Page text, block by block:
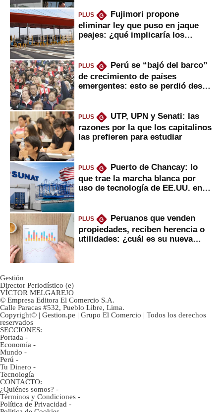
PLUS G
Fujimori propone
eliminar ley que puso en jaque
peajes: ¿qué implicaría los
PLUS G
Perú se “bajó del barco”
de crecimiento de países
emergentes: esto se perdió desde
PLUS G
UTP, UPN y Senati: las
razones por la que los capitalinos
las prefieren para estudiar
PLUS G
Puerto de Chancay: lo
que trae la marcha blanca por
uso de tecnología de EE.UU. en
PLUS G
Peruanos que venden
propiedades, reciben herencia o
utilidades: ¿cuál es su nueva
Gestión
Director Periodístico (e)
VÍCTOR MELGAREJO
© Empresa Editora El Comercio S.A.
Calle Paracas #532, Pueblo Libre, Lima.
Copyright© | Gestion.pe | Grupo El Comercio | Todos los derechos
reservados
SECCIONES:
Portada -
Economía -
Mundo -
Perú -
Tu Dinero -
Tecnología
CONTACTO:
¿Quiénes somos? -
Términos y Condiciones -
Política de Privacidad -